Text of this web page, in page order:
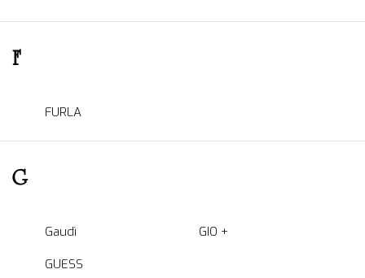
F
FURLA
G
Gaudì
GIO +
GUESS